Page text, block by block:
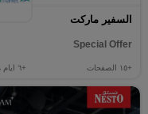
السفير ماركت
Special Offer
+١٥ الصفحات +٦ ايام